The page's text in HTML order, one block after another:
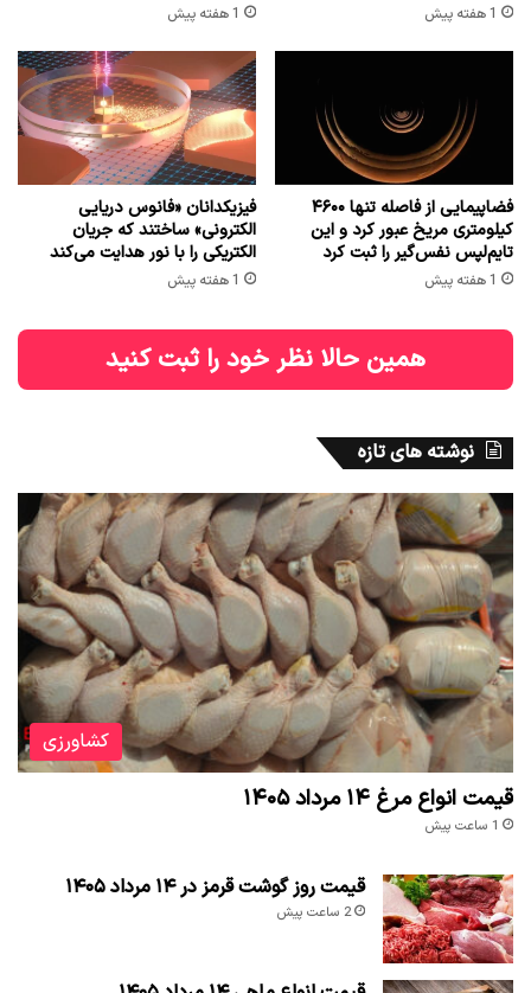
1 هفته پیش 1 هفته پیش
فضاپیمایی از فاصله تنها ۴۶۰۰
کیلومتری مریخ عبور کرد و این
تایم‌لپس نفس‌گیر را ثبت کرد
1 هفته پیش
فیزیکدانان «فانوس دریایی
الکترونی» ساختند که جریان
الکتریکی را با نور هدایت می‌کند
1 هفته پیش
همین حالا نظر خود را ثبت کنید
نوشته های تازه
کشاورزی
قیمت انواع مرغ ۱۴ مرداد ۱۴۰۵
1 ساعت پیش
قیمت روز گوشت قرمز در ۱۴ مرداد ۱۴۰۵
2 ساعت پیش